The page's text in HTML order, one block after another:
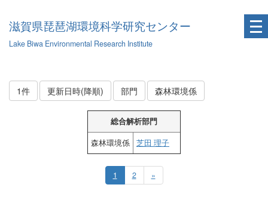
滋賀県琵琶湖環境科学研究センター
Lake Biwa Environmental Research Institute
1件 更新日時(降順) 部門 森林環境係
総合解析部門
森林環境係
芝田 理子
1 2 »